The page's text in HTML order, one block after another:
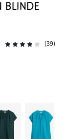
BLINDE
(39)